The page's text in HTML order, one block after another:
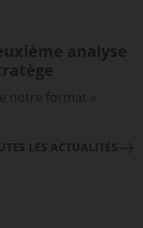
analyse
notre format «
LES ACTUALITÉS